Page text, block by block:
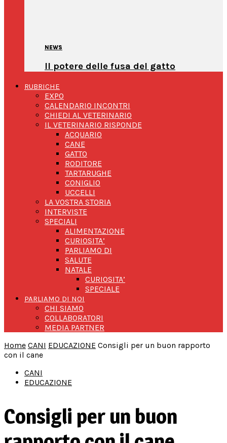
NEWS
Il potere delle fusa del gatto
RUBRICHE
EXPO
CALENDARIO INCONTRI
CHIEDI AL VETERINARIO
IL VETERINARIO RISPONDE
ACQUARIO
CANE
GATTO
RODITORE
TARTARUGHE
CONIGLIO
UCCELLI
LA VOSTRA STORIA
INTERVISTE
SPECIALI
ALIMENTAZIONE
CURIOSITA’
PARLIAMO DI
SALUTE
NATALE
CURIOSITA’
SPECIALE
PARLIAMO DI NOI
CHI SIAMO
COLLABORATORI
MEDIA PARTNER
Home CANI EDUCAZIONE Consigli per un buon rapporto
con il cane
CANI
EDUCAZIONE
Consigli per un buon